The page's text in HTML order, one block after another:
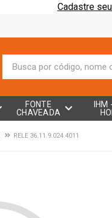
Cadastre
FONTE
CHAVEADA
IHM
RELE 36.11.9.024.4011